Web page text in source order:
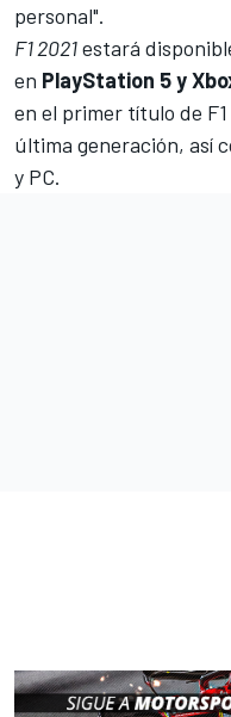
personal".
F1 2021estará
en PlayStation 5 y
en el primer título de
última generación, así
y PC.